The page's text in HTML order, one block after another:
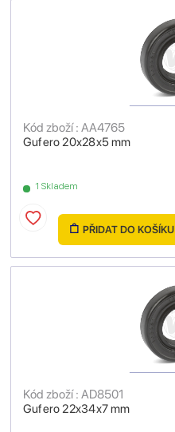
Gufero 20x28x5 mm
Kód zboží : AA4765
1 Skladem
PŘIDAT DO KOŠÍKU
Gufero 22x34x7 mm
Kód zboží : AD8501